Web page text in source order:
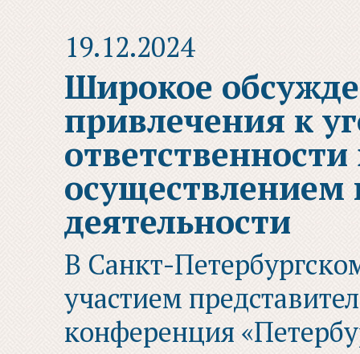
19.12.2024
Широкое
привлечения к
ответственности
осуществлением
деятельности
В Санкт-
участием
конференция